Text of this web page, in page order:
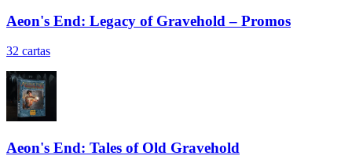
Aeon's End: Legacy of Gravehold – Promos
32 cartas
Aeon's End: Tales of Old Gravehold